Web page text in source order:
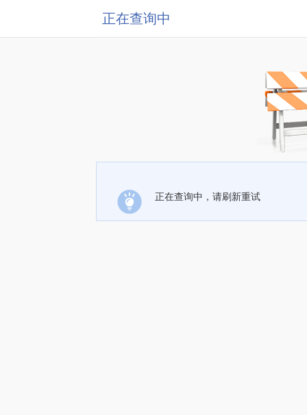
正在查询中
正在查询中，请刷新重试